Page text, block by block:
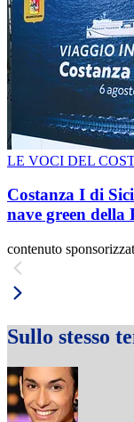
LE VOCI DEL
Costanza I di
nave green della
contenuto
Sullo stesso